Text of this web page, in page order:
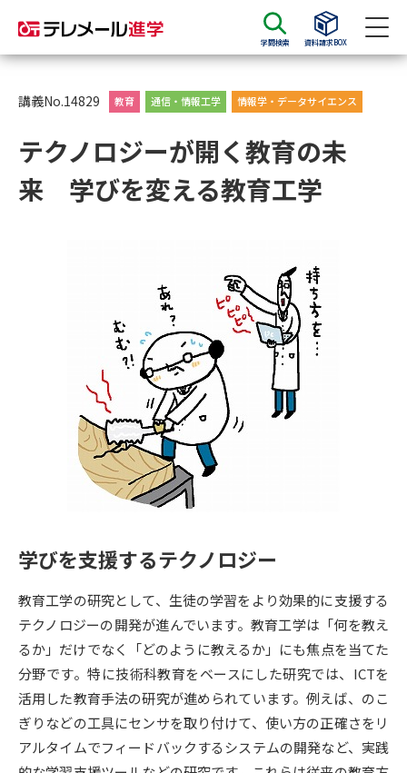
学問検索 資料請求BOX
資料請求 資料検索
大学・短大の資料種類から請求
募集要項＆願書
大学・短大以外の資料から請求
専門学校の資料請求 大学院の資料請求
留学・進学関連、塾・予備校
内」の請求
大学入学共通テスト「受験上の
幼稚園教員資格認定試験 小学校教員資格認定試験
高等学校（情報）教員資格認定
試験
大学研究 大学検索
大学で学べる内容や特徴を調べる
講義No.14829 教育 通信・情報工学 情報学・データサイエンス
テクノロジーが開く教育の未
来 学びを変える教育工学
学びを支援するテクノロジー
教育工学の研究として、生徒の学習をより効果的に支援する
テクノロジーの開発が進んでいます。教育工学は「何を教え
るか」だけでなく「どのように教えるか」にも焦点を当てた
分野です。特に技術科教育をベースにした研究では、ICTを
活用した教育手法の研究が進められています。例えば、のこ
ぎりなどの工具にセンサを取り付けて、使い方の正確さをリ
アルタイムでフィードバックするシステムの開発など、実践